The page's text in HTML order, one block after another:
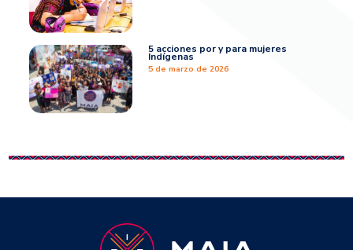
5 acciones por y para mujeres
Indígenas
5 de marzo de 2026